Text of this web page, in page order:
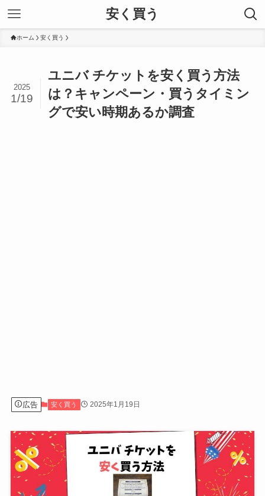
安く買う
ホーム 安く買う
ユニバ チケットを安く買う方法
は？キャンペーン・買うタイミン
グで安い時期あるか調査
2025
1/19
広告 安く買う 2025年1月19日